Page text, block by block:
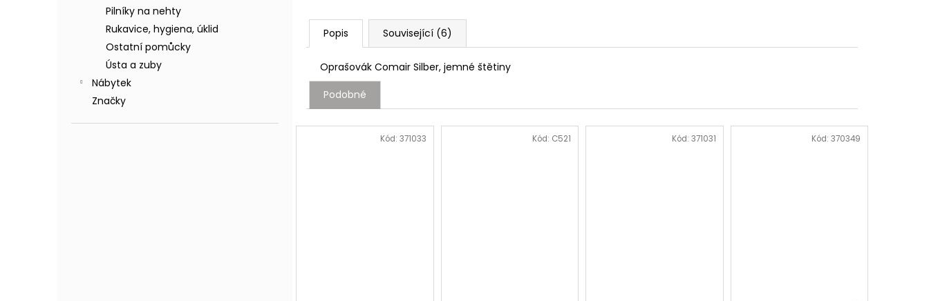
Pilníky na nehty
Rukavice, hygiena, úklid
Ostatní pomůcky
Ústa a zuby
Nábytek
Značky
Popis Související (6)
Oprašovák Comair Silber, jemné štětiny
Podobné
Kód: 371033 Kód: C521 Kód: 371031 Kód: 370349